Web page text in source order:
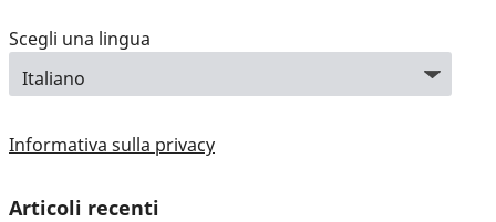
Scegli una lingua
Informativa sulla privacy
Articoli recenti